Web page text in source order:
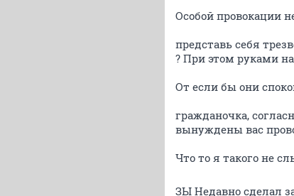
Особой провокации
представь себя
? При этом руками
От если бы они
гражданочка,
вынуждены вас
Что то я такого не
ЗЫ Недавно сделал